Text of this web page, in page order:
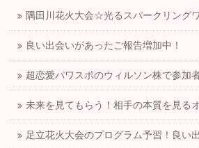
隅田川花火大会☆光るスパークリング
良い出会いがあったご報告増加中！
超恋愛パワスポのウィルソン株で参加
未来を見てもらう！相手の本質を見る
足立花火大会のプログラム予習！良い